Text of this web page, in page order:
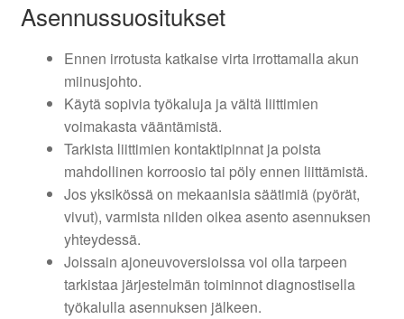
Asennussuositukset
Ennen irrotusta katkaise virta irrottamalla akun
miinusjohto.
Käytä sopivia työkaluja ja vältä liittimien
voimakasta vääntämistä.
Tarkista liittimien kontaktipinnat ja poista
mahdollinen korroosio tai pöly ennen liittämistä.
Jos yksikössä on mekaanisia säätimiä (pyörät,
vivut), varmista niiden oikea asento asennuksen
yhteydessä.
Joissain ajoneuvoversioissa voi olla tarpeen
tarkistaa järjestelmän toiminnot diagnostisella
työkalulla asennuksen jälkeen.